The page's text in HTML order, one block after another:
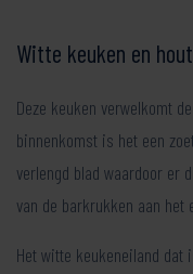
Witte keuken en
Deze keuken verwelkomt
binnenkomst is het een
verlengd blad waardoor er
van de barkrukken aan het
Het witte keukeneiland dat